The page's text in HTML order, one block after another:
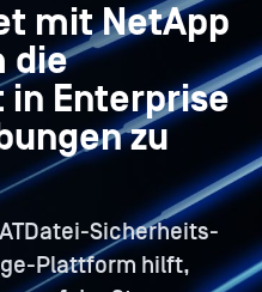
mit NetApp
die
Enterprise
zu
Sicherheits-
Plattform hilft,